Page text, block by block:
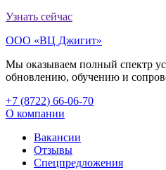
Узнать сейчас
ООО «ВЦ Джигит»
Мы оказываем полный спектр
обновлению, обучению и
+7 (8722) 66-06-70
О компании
Вакансии
Отзывы
Спецпредложения